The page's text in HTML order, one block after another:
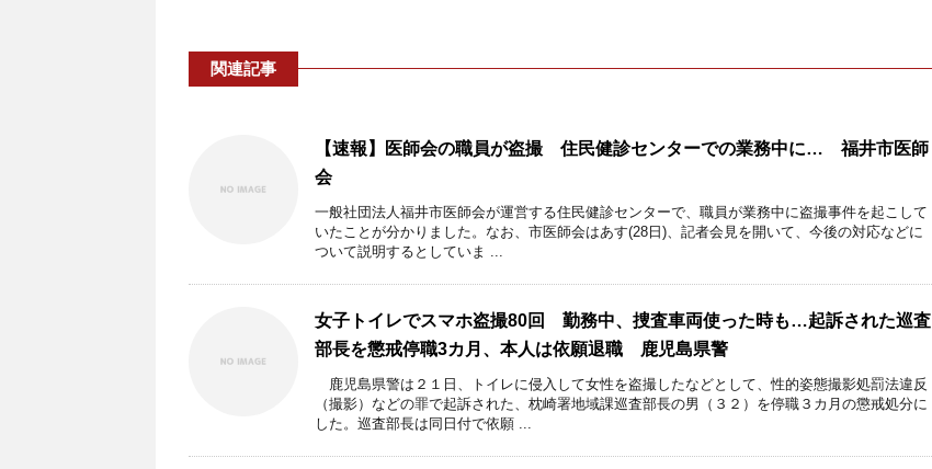
関連記事
【速報】医師会の職員が盗撮 住民健診センターでの業務中に… 福井市医師
会
一般社団法人福井市医師会が運営する住民健診センターで、職員が業務中に盗撮事件を起こして
いたことが分かりました。なお、市医師会はあす(28日)、記者会見を開いて、今後の対応などに
ついて説明するとしていま ...
女子トイレでスマホ盗撮80回 勤務中、捜査車両使った時も…起訴された巡査
部長を懲戒停職3カ月、本人は依願退職 鹿児島県警
鹿児島県警は２１日、トイレに侵入して女性を盗撮したなどとして、性的姿態撮影処罰法違反
（撮影）などの罪で起訴された、枕崎署地域課巡査部長の男（３２）を停職３カ月の懲戒処分に
した。巡査部長は同日付で依願 ...